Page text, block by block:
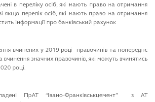
в переліку осіб, які мають право на отримання
якщо перелік осіб, які мають право на отримання
інформації про банківський рахунок
вчинених у 2019 році правочинів та попереднє
вчинення значних правочинів, які можуть вчинятись
році.
ПрАТ “Івано-Франківськцемент” з АТ